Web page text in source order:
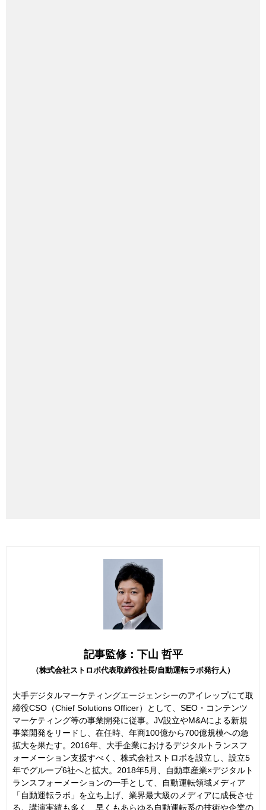
記事監修：下山 哲平
（株式会社ストロボ代表取締役社長/自動運転ラボ発行人）
大手デジタルマーケティングエージェンシーのアイレップにて取
締役CSO（Chief Solutions Officer）として、SEO・コンテンツ
マーケティング等の事業開発に従事。JV設立やM&Aによる新規
事業開発をリードし、在任時、年商100億から700億規模への急
拡大を果たす。2016年、大手企業におけるデジタルトランスフ
ォーメーション支援すべく、株式会社ストロボを設立し、設立5
年でグループ6社へと拡大。2018年5月、自動車産業×デジタルト
ランスフォーメーションの一手として、自動運転領域メディア
「自動運転ラボ」を立ち上げ、業界最大級のメディアに成長させ
る。講演実績も多く、早くもあらゆる自動運転系の技術や企業の